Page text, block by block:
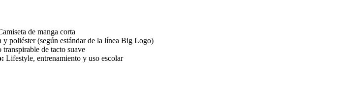
de manga corta
y poliéster (según estándar de la línea Big Logo)
transpirable de tacto suave
Lifestyle, entrenamiento y uso escolar